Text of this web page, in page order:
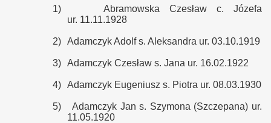
1)
Abramowska Czesław c. Józefa
ur. 11.11.1928
2) Adamczyk Adolf s. Aleksandra ur. 03.10.1919
3) Adamczyk Czesław s. Jana ur. 16.02.1922
4) Adamczyk Eugeniusz s. Piotra ur. 08.03.1930
5)
Adamczyk Jan s. Szymona (Szczepana) ur.
11.05.1920